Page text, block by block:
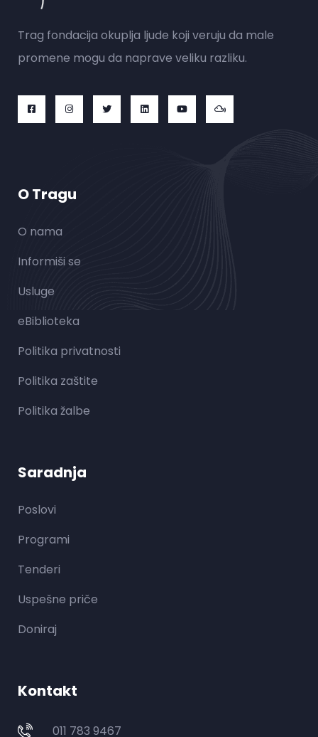
Trag fondacija okuplja ljude koji veruju da male
promene mogu da naprave veliku razliku.
O Tragu
O nama
Informiši se
Usluge
eBiblioteka
Politika privatnosti
Politika zaštite
Politika žalbe
Saradnja
Poslovi
Programi
Tenderi
Uspešne priče
Doniraj
Kontakt
011 783 9467